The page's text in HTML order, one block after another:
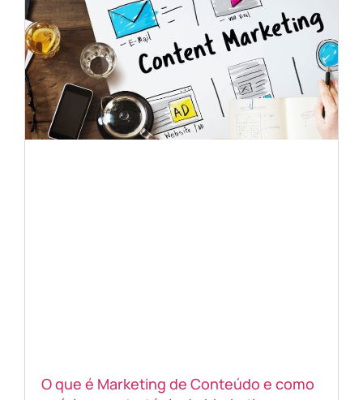
O que é Marketing de Conteúdo e como